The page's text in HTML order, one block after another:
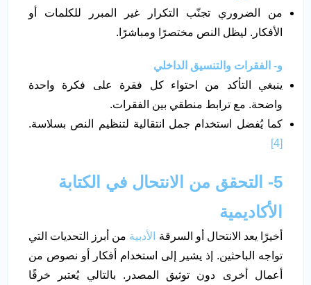
من الضروري تجنّب التكرار غير المبرر للكلمات أو
الأفكار. ليظل النص مختصرًا ومباشرًا.
و- الفقرات والتنسيق الداخلي
ينبغي التأكد من احتواء كل فقرة على فكرة واحدة
واضحة. مع ترابط منطقي بين الفقرات.
كما يُفضل استخدام جمل انتقالية لتنظيم النص بسلاسة.
[4]
5- التحقق من الانتحال في الكتابة
الأكاديمية
أخيرًا يعد الانتحال أو السرقة الأدبية من أبرز التحديات التي
تواجه الباحثين. إذ يشير إلى استخدام أفكار أو نصوص من
أعمال أخرى دون توثيق المصدر. بالتالي يُعتبر خرقًا